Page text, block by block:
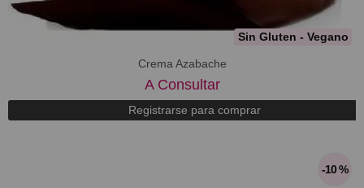
Sin Gluten - Vegano
Crema Azabache
A Consultar
Registrarse para comprar
-10 %